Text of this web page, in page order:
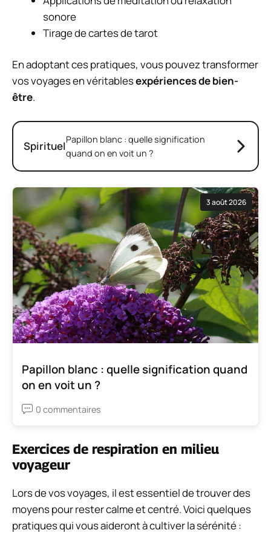
sonore
Tirage de cartes de tarot
En adoptant ces pratiques, vous pouvez transformer
vos voyages en véritablesexpériences de bien-
être.
SpirituelPapillon blanc : quelle signification
quand on en voit un ?
3 août 2026
Papillon blanc : quelle signification quand
on en voit un ?
0 commentaires
Exercices de respiration en milieu
voyageur
Lors de vos voyages, il est essentiel de trouver des
moyens pour rester calme et centré. Voici quelques
pratiques qui vous aideront à cultiver la sérénité :